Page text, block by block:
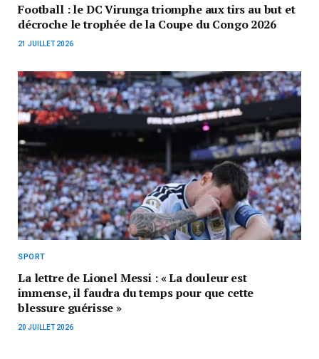
Football : le DC Virunga triomphe aux tirs au but et
décroche le trophée de la Coupe du Congo 2026
21 JUILLET 2026
SPORT
La lettre de Lionel Messi : « La douleur est
immense, il faudra du temps pour que cette
blessure guérisse »
20 JUILLET 2026